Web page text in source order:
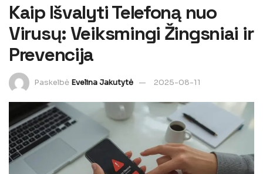
Kaip Išvalyti Telefoną nuo
Virusų: Veiksmingi Žingsniai ir
Prevencija
Paskelbė Evelina Jakutytė 2025-08-11